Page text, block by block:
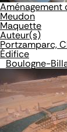
Aménagement
Meudon
Maquette
Auteur(s)
Portzamparc,
Édifice
Boulogne-